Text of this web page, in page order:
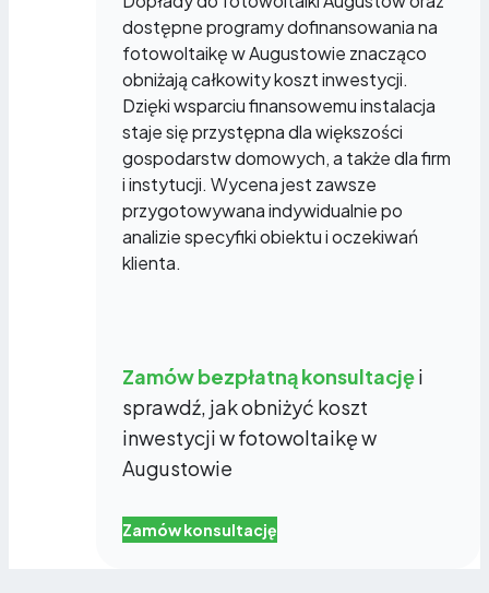
dostępne programy dofinansowania na
fotowoltaikę w Augustowie znacząco
obniżają całkowity koszt inwestycji.
Dzięki wsparciu finansowemu instalacja
staje się przystępna dla większości
gospodarstw domowych, a także dla firm
i instytucji. Wycena jest zawsze
przygotowywana indywidualnie po
analizie specyfiki obiektu i oczekiwań
klienta.
Zamów bezpłatną konsultacjęi
sprawdź, jak obniżyć koszt
inwestycji w fotowoltaikę w
Augustowie
Zamów konsultację